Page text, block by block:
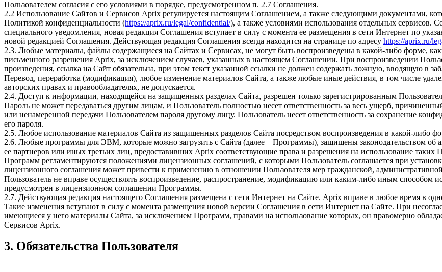
Пользователем согласия с его условиями в порядке, предусмотренном п. 2.7 Соглашения.
2.2 Использование Сайтов и Сервисов Aprix регулируется настоящим Соглашением, а также следующими документами,
Политикой конфиденциальности (https://aprix.ru/legal/confidential/), а также условиями использования отдельных сервисов.
специального уведомления, новая редакция Соглашения вступает в силу с момента ее размещения в сети Интернет по
новой редакцией Соглашения. Действующая редакция Соглашения всегда находится на странице по адресу https://aprix.ru/
2.3. Любые материалы, файлы содержащиеся на Сайтах и Сервисах, не могут быть воспроизведены в какой-либо форме,
письменного разрешения Aprix, за исключением случаев, указанных в настоящем Соглашении. При воспроизведении
произведения, ссылка на Сайт обязательна, при этом текст указанной ссылки не должен содержать ложную, вводящую в
Перевод, переработка (модификация), любое изменение материалов Сайта, а также любые иные действия, в том числе
авторских правах и правообладателях, не допускается.
2.4. Доступ к информации, находящейся на защищенных разделах Сайта, разрешен только зарегистрированным
Пароль не может передаваться другим лицам, и Пользователь полностью несет ответственность за весь ущерб,
или ненамеренной передачи Пользователем пароля другому лицу. Пользователь несет ответственность за сохранение
его пароля.
2.5. Любое использование материалов Сайта из защищенных разделов Сайта посредством воспроизведения в какой-либо
2.6. Любые программы для ЭВМ, которые можно загрузить с Сайта (далее – Программы), защищены законодательством об
ее партнеров или иных третьих лиц, предоставивших Aprix соответствующие права и разрешения на использование
Программ регламентируются положениями лицензионных соглашений, с которыми Пользователь соглашается при
лицензионного соглашения может привести к применению в отношении Пользователя мер гражданской,
Пользователь не вправе осуществлять воспроизведение, распространение, модификацию или каким-либо иным способом
предусмотрен в лицензионном соглашении Программы.
2.7. Действующая редакция настоящего Соглашения размещена с сети Интернет на Сайте. Aprix вправе в любое время в
Такие изменения вступают в силу с момента размещения новой версии Соглашения в сети Интернет на Сайте. При
имеющиеся у него материалы Сайта, за исключением Программ, правами на использование которых, он правомерно
Сервисов Aprix.
3. Обязательства Пользователя